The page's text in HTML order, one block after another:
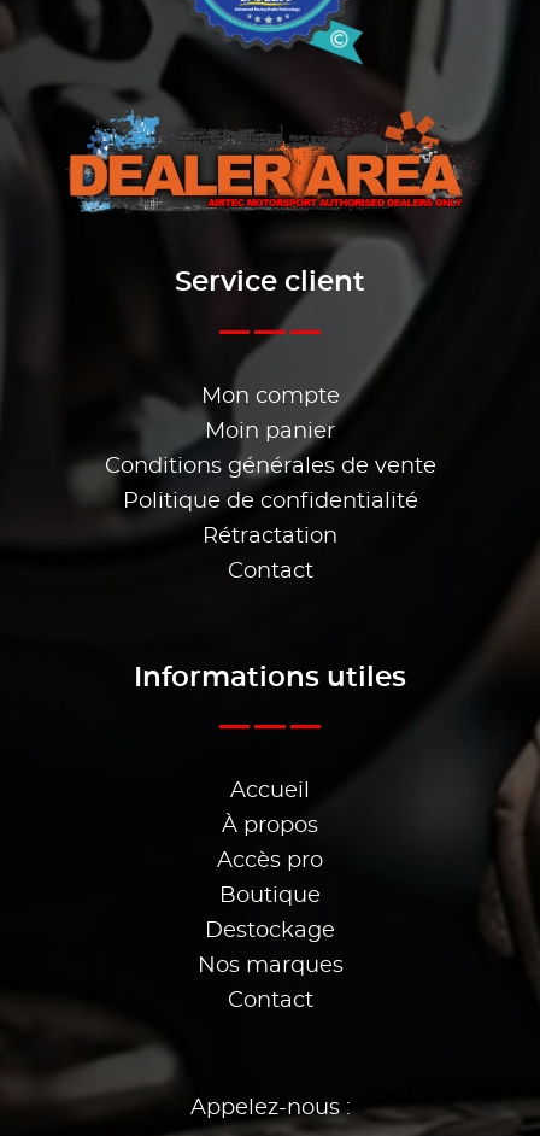
Service client
Mon compte
Moin panier
Conditions générales de vente
Politique de confidentialité
Rétractation
Contact
Informations utiles
Accueil
À propos
Accès pro
Boutique
Destockage
Nos marques
Contact
Appelez-nous :